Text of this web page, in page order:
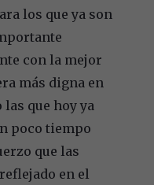
los que ya son
con la mejor
más digna en
que hoy ya
poco tiempo
que las
en el